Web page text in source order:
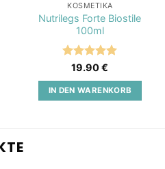
KOSMETIKA
Nutrilegs Forte Biostile
100ml
Bewertet
5
19.90€
IN DEN WARENKORB